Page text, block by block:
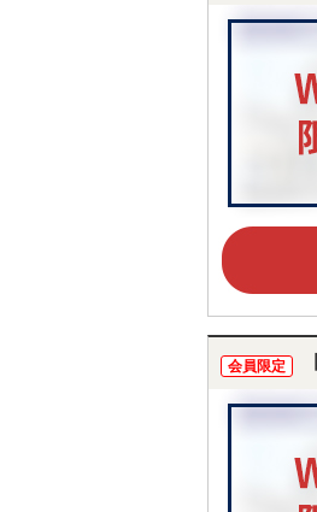
会員限定